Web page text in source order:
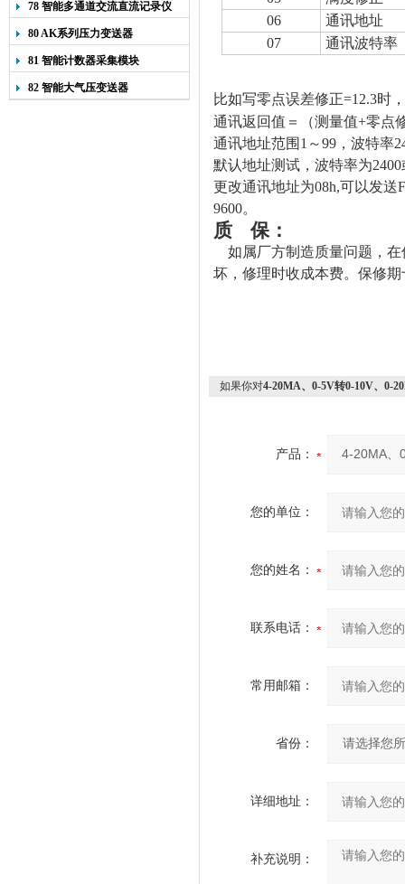
78 智能多通道交流直流记录仪
80 AK系列压力变送器
81 智能计数器采集模块
82 智能大气压变送器
06
通讯地址
07
通讯波特率
比如写零点误差修正=12.3时
通讯返回值＝（测量值+零点
通讯地址范围1～99，波特率
默认地址测试，波特率为
更改通讯地址为08h,可以发送
9600。
质 保：
如属厂方制造质量问题，
坏，修理时收成本费。保修
如果你对4-20MA、0-5V转0-10V、0-
产品：
您的单位：
您的姓名：
联系电话：
常用邮箱：
省份：
详细地址：
补充说明：